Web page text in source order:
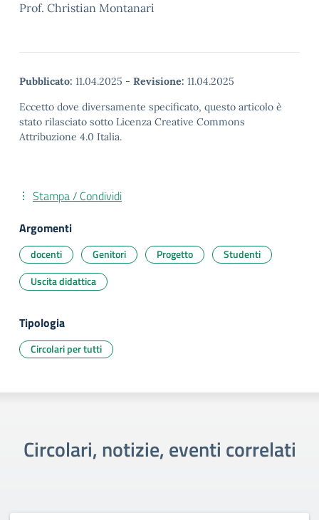
Prof. Christian Montanari
Pubblicato: 11.04.2025 - Revisione: 11.04.2025
Eccetto dove diversamente specificato, questo articolo è
stato rilasciato sotto Licenza Creative Commons
Attribuzione 4.0 Italia.
Stampa / Condividi
Argomenti
docenti Genitori Progetto
Studenti
Uscita didattica
Tipologia
Circolari per tutti
Circolari, notizie, eventi correlati